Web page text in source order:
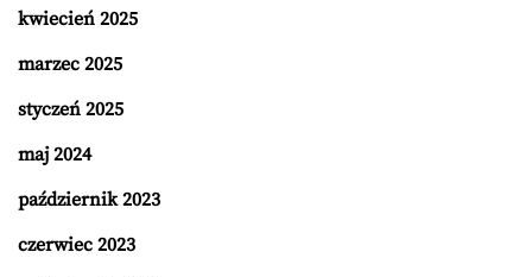
kwiecień 2025
marzec 2025
styczeń 2025
maj 2024
październik 2023
czerwiec 2023